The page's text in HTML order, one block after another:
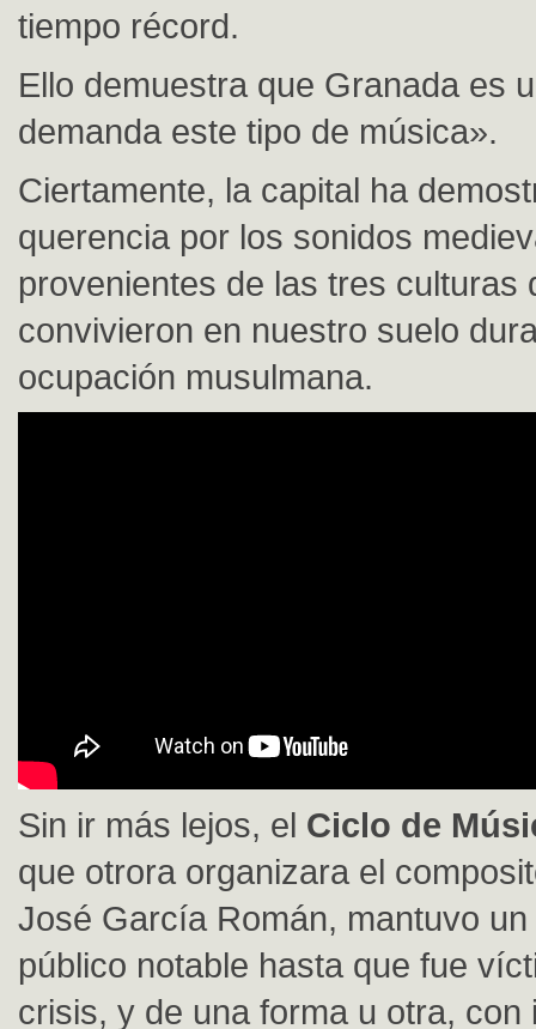
tiempo récord.
Ello demuestra que Granada es
demanda este tipo de música».
Ciertamente, la capital ha
querencia por los sonidos
provenientes de las tres culturas
convivieron en nuestro suelo
ocupación musulmana.
Sin ir más lejos, el Ciclo de
que otrora organizara el
José García Román, mantuvo
público notable hasta que fue
crisis, y de una forma u otra, con